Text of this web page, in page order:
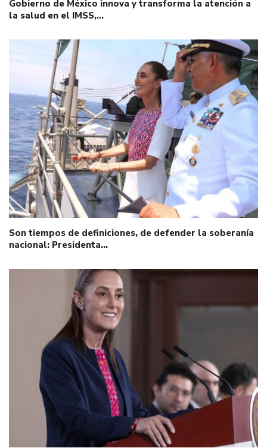
Gobierno de México innova y transforma la atención a
la salud en el IMSS,…
Son tiempos de definiciones, de defender la soberanía
nacional: Presidenta…